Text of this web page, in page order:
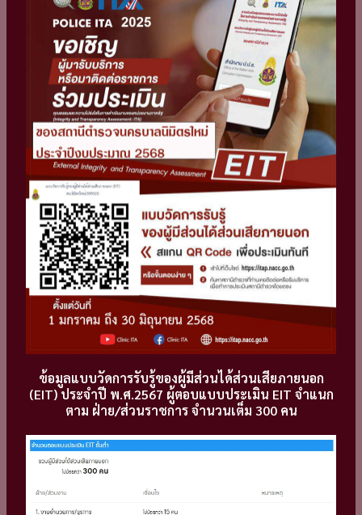
ข้อมูลแบบวัดการรับรู้ของผู้มีส่วนได้ส่วนเสียภายนอก
(EIT) ประจำปี พ.ศ.2567 ผู้ตอบแบบประเมิน EIT จำแนก
ตาม ฝ่าย/ส่วนราชการ จำนวนเต็ม 300 คน